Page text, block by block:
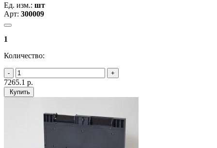
Ед. изм.: шт
Арт: 300009
1
Количество:
7265.1 р.
Купить